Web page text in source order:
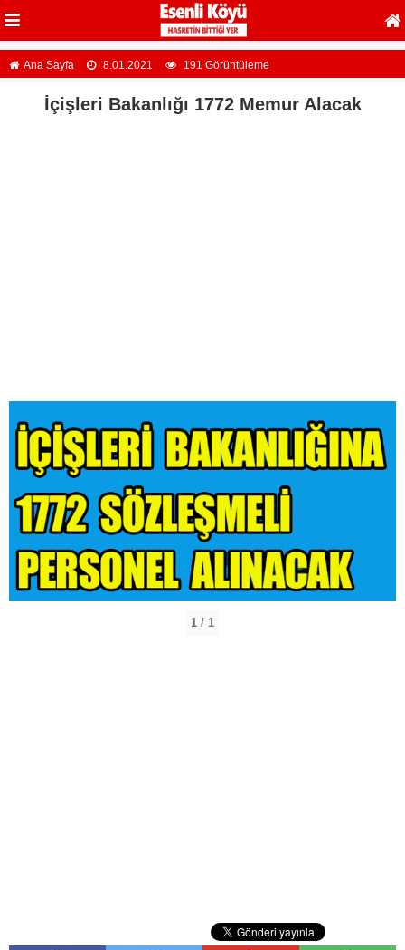
Ana Sayfa 8.01.2021 191 Görüntüleme
İçişleri Bakanlığı 1772 Memur Alacak
1 / 1